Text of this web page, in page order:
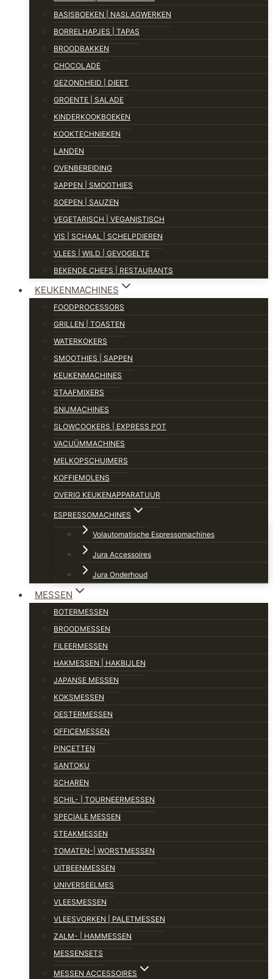
BASISBOEKEN | NASLAGWERKEN
BORRELHAPJES | TAPAS
BROODBAKKEN
CHOCOLADE
GEZONDHEID | DIEET
GROENTE | SALADE
KINDERKOOKBOEKEN
KOOKTECHNIEKEN
LANDEN
OVENBEREIDING
SAPPEN | SMOOTHIES
SOEPEN | SAUZEN
VEGETARISCH | VEGANISTISCH
VIS | SCHAAL | SCHELPDIEREN
VLEES | WILD | GEVOGELTE
BEKENDE CHEFS | RESTAURANTS
KEUKENMACHINES
FOODPROCESSORS
GRILLEN | TOASTEN
WATERKOKERS
SMOOTHIES | SAPPEN
KEUKENMACHINES
STAAFMIXERS
SNIJMACHINES
SLOWCOOKERS | EXPRESS POT
VACUÜMMACHINES
MELKOPSCHUIMERS
KOFFIEMOLENS
OVERIG KEUKENAPPARATUUR
ESPRESSOMACHINES
Volautomatische Espressomachines
Jura Accessoires
Jura Onderhoud
MESSEN
BOTERMESSEN
BROODMESSEN
FILEERMESSEN
HAKMESSEN | HAKBIJLEN
JAPANSE MESSEN
KOKSMESSEN
OESTERMESSEN
OFFICEMESSEN
PINCETTEN
SANTOKU
SCHAREN
SCHIL- | TOURNEERMESSEN
SPECIALE MESSEN
STEAKMESSEN
TOMATEN-| WORSTMESSEN
UITBEENMESSEN
UNIVERSEELMES
VLEESMESSEN
VLEESVORKEN | PALETMESSEN
ZALM- | HAMMESSEN
MESSENSETS
MESSEN ACCESSOIRES